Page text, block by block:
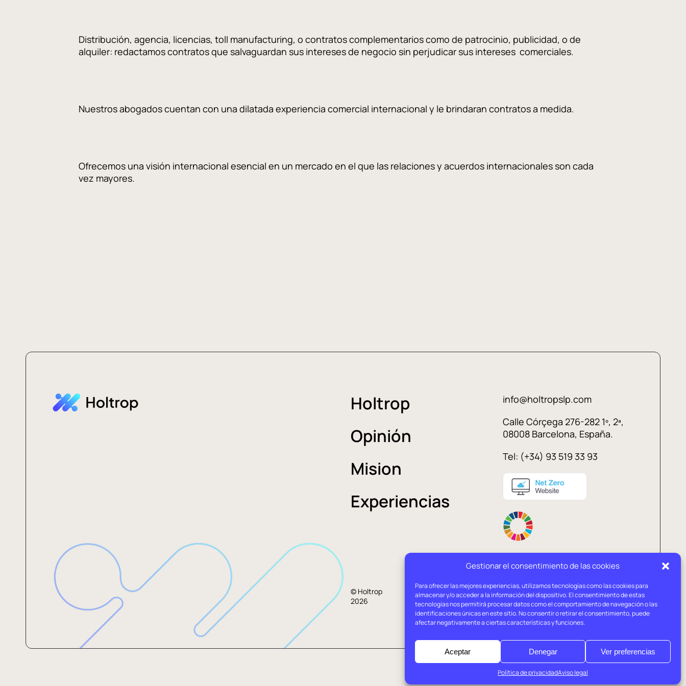
Gestionar el consentimiento de las cookies
Para ofrecer las mejores experiencias, utilizamos tecnologías como las cookies para
almacenar y/o acceder a la información del dispositivo. El consentimiento de estas
tecnologías nos permitirá procesar datos como el comportamiento de navegación o las
identificaciones únicas en este sitio. No consentir o retirar el consentimiento, puede
afectar negativamente a ciertas características y funciones.
Aceptar Denegar Ver preferencias
Política de privacidadAviso legal
Distribución, agencia, licencias, toll manufacturing, o contratos complementarios como de patrocinio, publicidad, o de
alquiler: redactamos contratos que salvaguardan sus intereses de negocio sin perjudicar sus intereses comerciales.
Nuestros abogados cuentan con una dilatada experiencia comercial internacional y le brindaran contratos a medida.
Ofrecemos una visión internacional esencial en un mercado en el que las relaciones y acuerdos internacionales son cada
vez mayores.
Holtrop
Opinión
Mision
Experiencias
info@holtropslp.com
Calle Córçega 276-282 1º, 2ª,
08008 Barcelona, España.
Tel: (+34) 93 519 33 93
© Holtrop
2026
Aviso
legal
Política de
privacidad
Política de
cookies